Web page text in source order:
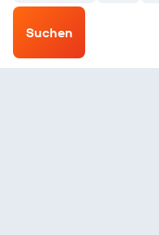
Suchen